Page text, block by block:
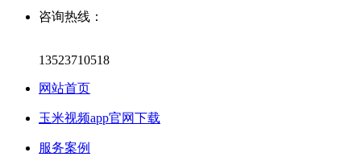
咨询热线：
13523710518
网站首页
玉米视频app官网下载
服务案例